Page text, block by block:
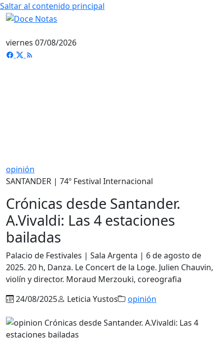
Saltar al contenido principal
viernes 07/08/2026
opinión
SANTANDER | 74º Festival Internacional
Crónicas desde Santander.
A.Vivaldi: Las 4 estaciones
bailadas
Palacio de Festivales | Sala Argenta | 6 de agosto de
2025. 20 h, Danza. Le Concert de la Loge. Julien Chauvin,
violín y director. Moraud Merzouki, coreografia
24/08/2025
Leticia Yustos opinión